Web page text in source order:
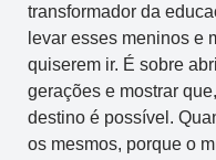
transformador da
levar esses meninos e
quiserem ir. É sobre
gerações e mostrar
destino é possível.
os mesmos, porque o